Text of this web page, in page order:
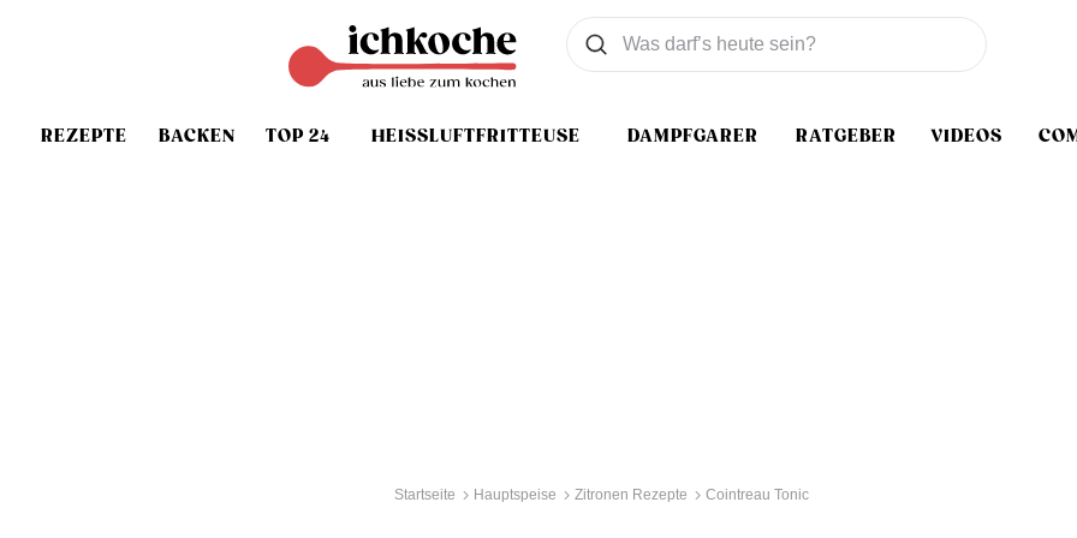
REZEPTE BACKEN TOP 24 HEISSLUFTFRITTEUSE DAMPFGARER RATGEBER VIDEOS
Was wollen Sie suchen
Suchen
Startseite Hauptspeise Zitronen Rezepte Cointreau Tonic